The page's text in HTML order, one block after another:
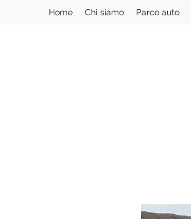
Home Chi siamo Parco auto